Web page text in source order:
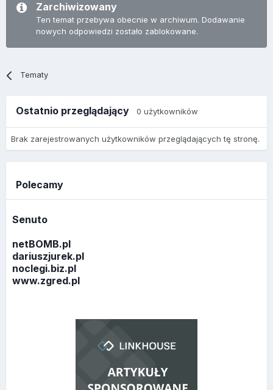
Zarchiwizowany
Ten temat przebywa obecnie w archiwum. Dodawanie
nowych odpowiedzi zostało zablokowane.
Tematy
Ostatnio przeglądający 0 użytkowników
Brak zarejestrowanych użytkowników przeglądających tę stronę.
Polecamy
Senuto
netBOMB.pl
dariuszjurek.pl
noclegi.biz.pl
www.zgred.pl